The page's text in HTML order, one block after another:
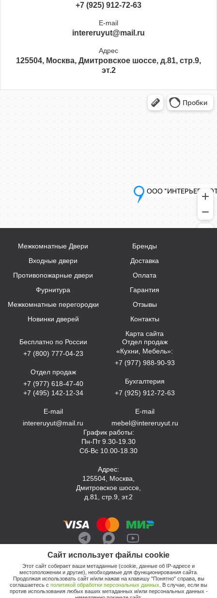
+7 (925) 912-72-63
E-mail
intereruyut@mail.ru
Адрес
125504, Москва, Дмитровское шоссе, д.81, стр.9,
эт.2
Сайт использует файлы cookie
Этот сайт собирает ваши метаданные (cookie, данные об IP-адресе и
местоположении и другие), необходимые для функционирования сайта.
Продолжая использовать сайт и/или нажав на клавишу "Понятно" справа, вы
соглашаетесь с политикой обработки персональных данных . В случае, если вы
против использования любых ваших метаданных и/или персональных данных -
Межкомнатные Двери
Входные двери
Противопожарные двери
Фурнитура
Межкомнатные перегородки
Новинки дверей
Бренды
Доставка
Оплата
Гарантия
Отзывы
Контакты
Карта сайта
Бесплатно по России
+7 (800) 777-04-23
Отдел продаж
+7 (977) 618-47-40
+7 (495) 142-12-34
E-mail
intereruyut@mail.ru
Отдел продаж
«Кухни, Мебель»:
+7 (977) 988-90-93
Бухгалтерия
+7 (925) 912-72-63
E-mail
mebel@intereruyut.ru
График работы:
Пн-Пт 9.30-19.30
Сб-Вс 10.00-18.30
Адрес:
125504, Москва,
Дмитровское шоссе,
д.81, стр.9, эт.2
© 2026, Компания «Интерьер Уют»